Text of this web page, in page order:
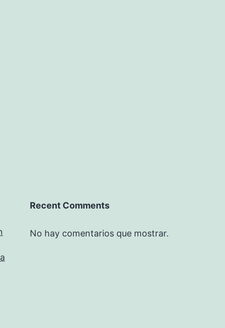
Recent Comments
No hay comentarios que mostrar.